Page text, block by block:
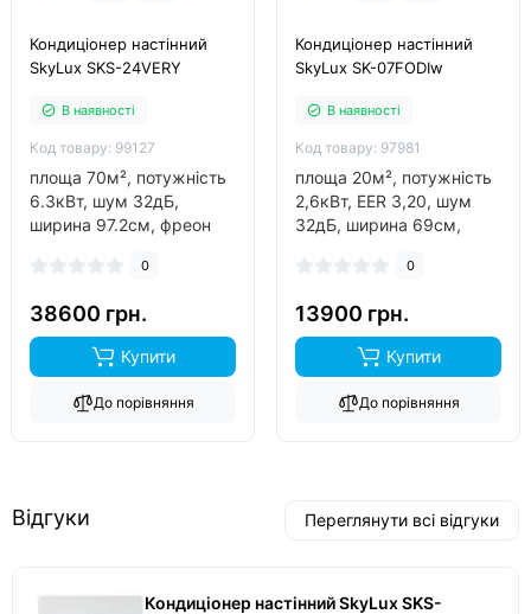
Кондиціонер настінний
SkyLux SKS-24VERY
В наявності
Код товару: 99127
площа 70м², потужність
6.3кВт, шум 32дБ,
ширина 97.2см, фреон
інвертор так, обігрів до
0
38600 грн.
Купити
До порівняння
Кондиціонер настінний
SkyLux SK-07FODIw
В наявності
Код товару: 97981
площа 20м², потужність
2,6кВт, EER 3,20, шум
32дБ, ширина 69см,
китай, інвертор так,
0
13900 грн.
Купити
До порівняння
Відгуки Переглянути всі відгуки
Кондиціонер настінний SkyLux SKS-